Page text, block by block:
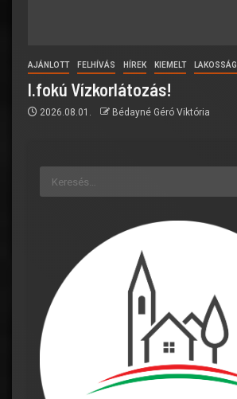
AJÁNLOTT FELHÍVÁS HÍREK KIEMELT LAKOSSÁGI
I.fokú Vízkorlátozás!
2026.08.01. Bédayné Géró Viktória